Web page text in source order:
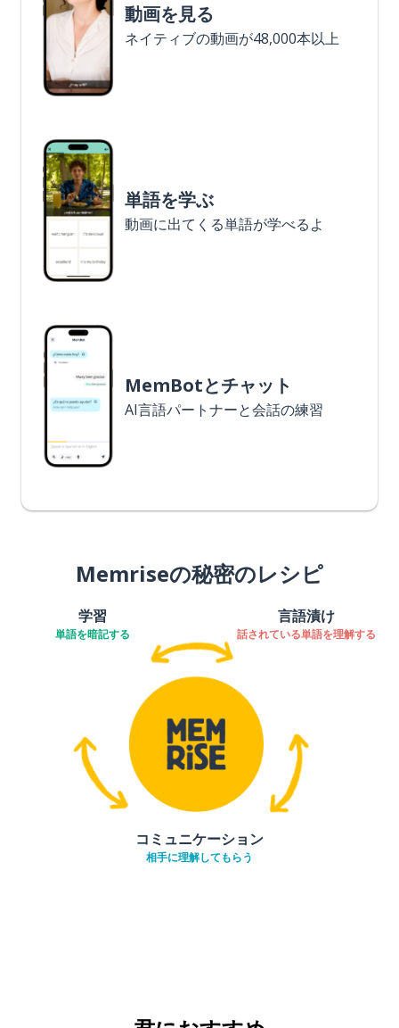
動画を見る
ネイティブの動画が48,000本以上
単語を学ぶ
動画に出てくる単語が学べるよ
MemBotとチャット
AI言語パートナーと会話の練習
Memriseの秘密のレシピ
学習
単語を暗記する
言語漬け
話されている単語を理解する
コミュニケーション
相手に理解してもらう